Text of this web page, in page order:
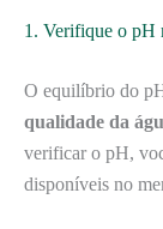
1. Verifique o pH
O equilíbrio do
qualidade da
verificar o pH,
disponíveis no